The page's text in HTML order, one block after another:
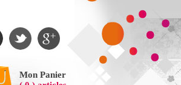
Mon Panier